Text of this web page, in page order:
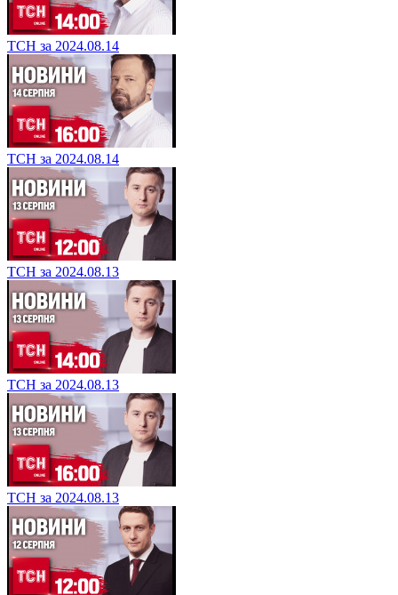
ТСН за 2024.08.14
ТСН за 2024.08.14
ТСН за 2024.08.13
ТСН за 2024.08.13
ТСН за 2024.08.13